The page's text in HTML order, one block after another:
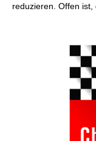
reduzieren. Offen ist,